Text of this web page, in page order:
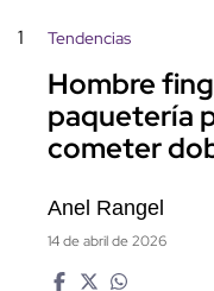
1 Tendencias
Hombre
paquetería
cometer
Anel Rangel
14 de abril de 2026